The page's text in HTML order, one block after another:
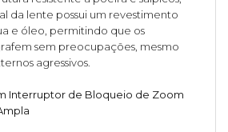
da lente possui um revestimento
e óleo, permitindo que os
sem preocupações, mesmo
agressivos.
Interruptor de Bloqueio de Zoom